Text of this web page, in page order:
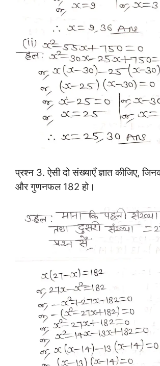
प्रश्न 3.ऐसी दो संख्याएँ ज्ञात कीजिए,
और गुणनफल 182 हो।